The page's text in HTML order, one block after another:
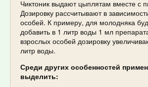
Чиктоник выдают цыплятам вместе с
Дозировку рассчитывают в
особей. К примеру, для молодняка
добавить в 1 литр воды 1 мл
взрослых особей дозировку
литр воды.
Среди других особенностей
выделить: